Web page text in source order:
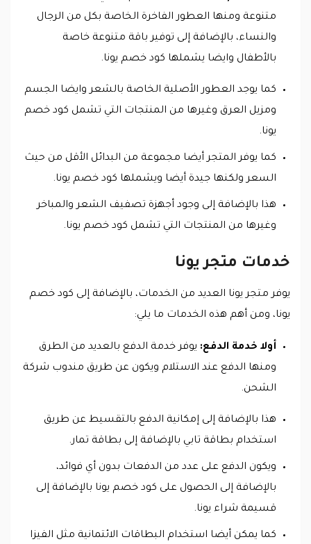
متنوعة ومنها العطور الفاخرة الخاصة بكل من الرجال
والنساء، بالإضافة إلى توفير باقة متنوعة خاصة
بالأطفال وايضا يشملها كود خصم يونا.
كما يوجد العطور الأصلية الخاصة بالشعر وايضا الجسم
ومزيل العرق وغيرها من المنتجات التي تشمل كود خصم
يونا.
كما يوفر المتجر أيضا مجموعة من البدائل الأقل من حيث
السعر ولكنها جيدة أيضا ويشملها كود خصم يونا.
هذا بالإضافة إلى وجود أجهزة تصفيف الشعر والمباخر
وغيرها من المنتجات التي تشمل كود خصم يونا.
خدمات متجر يونا
يوفر متجر يونا العديد من الخدمات، بالإضافة إلى كود خصم
يونا، ومن أهم هذه الخدمات ما يلي:
أولا خدمة الدفع: يوفر خدمة الدفع بالعديد من الطرق
ومنها الدفع عند الاستلام ويكون عن طريق مندوب شركة
الشحن.
هذا بالإضافة إلى إمكانية الدفع بالتقسيط عن طريق
استخدام بطاقة تابي بالإضافة إلى بطاقة تمار.
ويكون الدفع على عدد من الدفعات بدون أي فوائد،
بالإضافة إلى الحصول على كود خصم يونا بالإضافة إلى
قسيمة شراء يونا.
كما يمكن أيضا استخدام البطاقات الائتمانية مثل الفيزا